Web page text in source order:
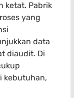
ketat. Pabrik
yang
data
diaudit. Di
kebutuhan,